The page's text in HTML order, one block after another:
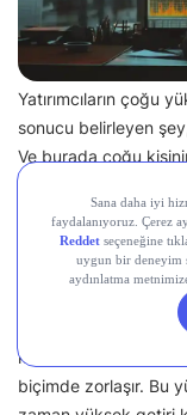
Yatırımcıların çoğu
sonucu belirleyen
Ve burada çoğu
toparlanma simetrik
Rakamlarla bakalım.
kaybederse 80.000
%25 getiri gerekir.
ve başa baş gelmek
katlanması gerekir.
biçimde zorlaşır. Bu